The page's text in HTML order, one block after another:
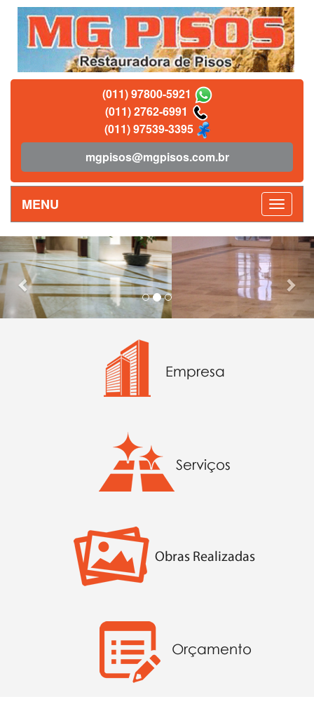
(011) 97800-5921
(011) 2762-6991
(011) 97539-3395
mgpisos@mgpisos.com.br
MENU
Previous